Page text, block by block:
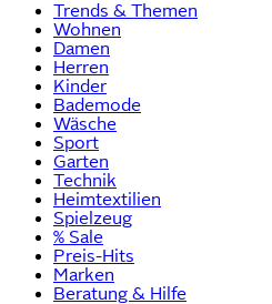
Trends & Themen
Wohnen
Damen
Herren
Kinder
Bademode
Wäsche
Sport
Garten
Technik
Heimtextilien
Spielzeug
% Sale
Preis-Hits
Marken
Beratung & Hilfe